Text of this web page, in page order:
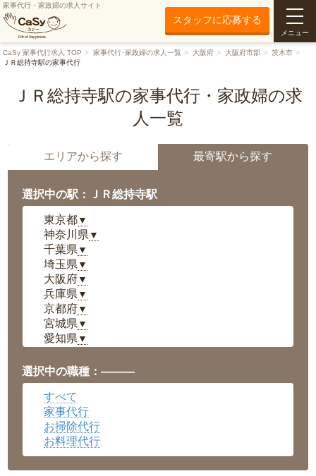
家事代行・家政婦の求人サイト
スタッフに応募する
メニュー
CaSy 家事代行求人 TOP 家事代行･家政婦の求人一覧 大阪府 大阪府市部
茨木市
ＪＲ総持寺駅の家事代行
ＪＲ総持寺駅の家事代行・家政婦の求
人一覧
エリアから探す 最寄駅から探す
選択中の駅：ＪＲ総持寺駅
東京都▼
神奈川県 ▼
千葉県 ▼
埼玉県 ▼
大阪府▼
兵庫県 ▼
京都府▼
宮城県 ▼
愛知県 ▼
岡山県▼
広島県▼
沖縄県
選択中の職種：———
すべて
家事代行
お掃除代行
お料理代行